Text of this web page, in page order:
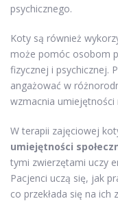
psychicznego.
Koty są również
może pomóc osobom
fizycznej i psychicznej.
angażować w
wzmacnia
W terapii zajęciowej
umiejętności
tymi zwierzętami uczy
Pacjenci uczą się, jak
co przekłada się na